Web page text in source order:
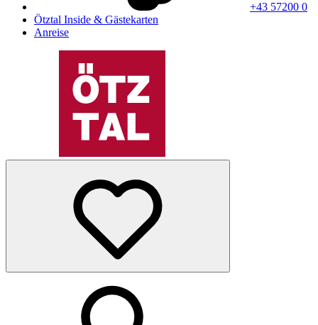
+43 57200 0
Ötztal Inside & Gästekarten
Anreise